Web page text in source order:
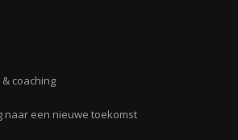
coaching
naar een nieuwe toekomst